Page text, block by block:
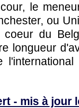
le
ou
du
longueur
- mis à jour